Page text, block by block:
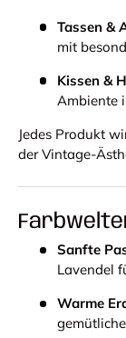
Tassen &
mit
Kissen &
Ambiente
Jedes Produkt
der Vintage-
Sanfte
Lavendel
Warme